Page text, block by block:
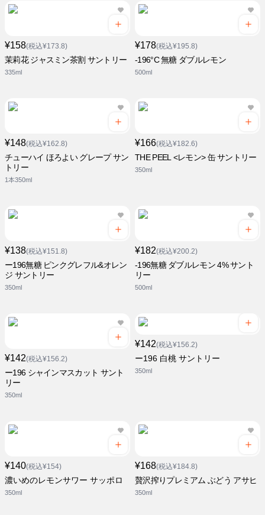
¥158(税込¥173.8)
茉莉花 ジャスミン茶割 サントリー
335ml
¥178(税込¥195.8)
-196°C 無糖 ダブルレモン
500ml
¥148(税込¥162.8)
チューハイ ほろよい グレープ サン
トリー
1本350ml
¥166(税込¥182.6)
THE PEEL <レモン> 缶 サントリー
350ml
¥138(税込¥151.8)
ー196無糖 ピンクグレフル&オレン
ジ サントリー
350ml
¥182(税込¥200.2)
-196無糖 ダブルレモン 4% サント
リー
500ml
¥142(税込¥156.2)
ー196 シャインマスカット サント
リー
350ml
¥142(税込¥156.2)
ー196 白桃 サントリー
350ml
¥140(税込¥154)
濃いめのレモンサワー サッポロ
350ml
¥168(税込¥184.8)
贅沢搾りプレミアム ぶどう アサヒ
350ml